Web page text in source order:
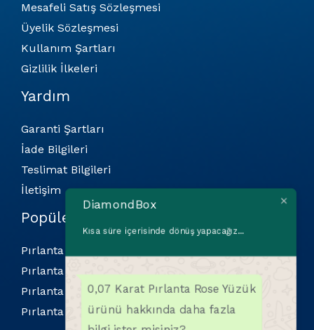
Mesafeli Satış Sözleşmesi
Üyelik Sözleşmesi
Kullanım Şartları
Gizlilik İlkeleri
Yardım
Garanti Şartları
İade Bilgileri
Teslimat Bilgileri
İletişim
Popüler Kategoriler
Pırlanta Bilekliler
Pırlanta Kolyeler
Pırlanta Küpeler
Pırlanta Yüzükler
DiamondBox
Kısa süre içerisinde dönüş yapacağız...
0,07 Karat Pırlanta Rose Yüzük
ürünü hakkında daha fazla